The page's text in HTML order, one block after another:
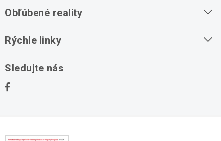
Obľúbené reality
Domy na predaj
Stavebné pozemky
Rýchle linky
Sledujte nás